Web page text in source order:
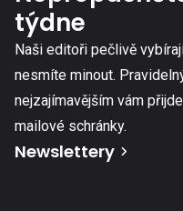
týdne
Naši editoři pečlivě
nesmíte minout.
nejzajímavějším vám
mailové schránky.
Newslettery